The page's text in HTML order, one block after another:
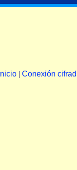
Inicio| Conexión